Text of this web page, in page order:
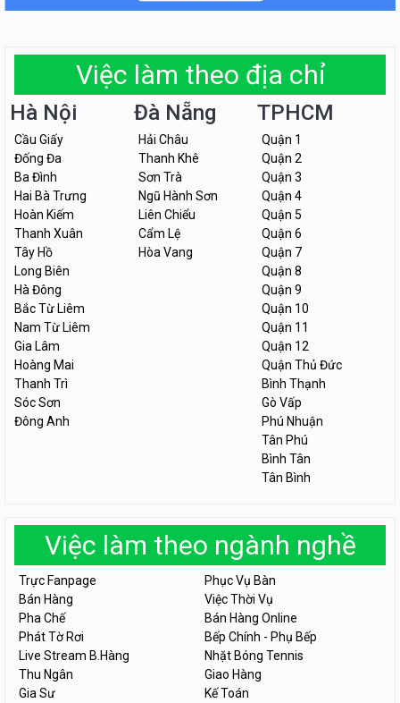
Việc làm theo địa chỉ
Hà Nội
Cầu Giấy
Đống Đa
Ba Đình
Hai Bà Trưng
Hoàn Kiếm
Thanh Xuân
Tây Hồ
Long Biên
Hà Đông
Bắc Từ Liêm
Nam Từ Liêm
Gia Lâm
Hoàng Mai
Thanh Trì
Sóc Sơn
Đông Anh
Đà Nẵng
Hải Châu
Thanh Khê
Sơn Trà
Ngũ Hành Sơn
Liên Chiểu
Cẩm Lệ
Hòa Vang
TPHCM
Quận 1
Quận 2
Quận 3
Quận 4
Quận 5
Quận 6
Quận 7
Quận 8
Quận 9
Quận 10
Quận 11
Quận 12
Quận Thủ Đức
Bình Thạnh
Gò Vấp
Phú Nhuận
Tân Phú
Bình Tân
Tân Bình
Việc làm theo ngành nghề
Trực Fanpage
Phục Vụ Bàn
Bán Hàng
Việc Thời Vụ
Pha Chế
Bán Hàng Online
Phát Tờ Rơi
Bếp Chính - Phụ Bếp
Live Stream B.Hàng
Nhặt Bóng Tennis
Thu Ngân
Giao Hàng
Gia Sư
Kế Toán